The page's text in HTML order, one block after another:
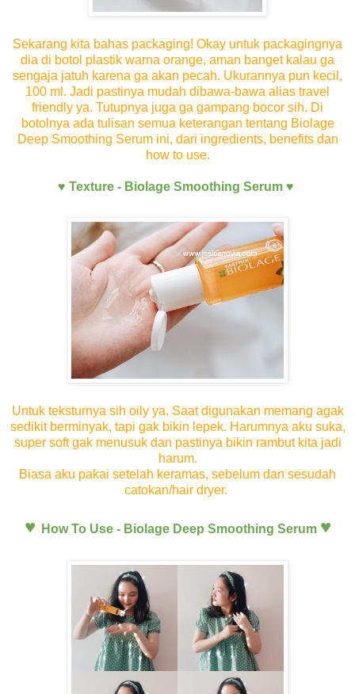
Sekarang kita bahas packaging! Okay untuk packagingnya
dia di botol plastik warna orange, aman banget kalau ga
sengaja jatuh karena ga akan pecah. Ukurannya pun kecil,
100 ml. Jadi pastinya mudah dibawa-bawa alias travel
friendly ya. Tutupnya juga ga gampang bocor sih. Di
botolnya ada tulisan semua keterangan tentang Biolage
Deep Smoothing Serum ini, dari ingredients, benefits dan
how to use.
♥ Texture - Biolage Smoothing Serum ♥
Untuk teksturnya sih oily ya. Saat digunakan memang agak
sedikit berminyak, tapi gak bikin lepek. Harumnya aku suka,
super soft gak menusuk dan pastinya bikin rambut kita jadi
harum.
Biasa aku pakai setelah keramas, sebelum dan sesudah
catokan/hair dryer.
♥ How To Use - Biolage Deep Smoothing Serum ♥